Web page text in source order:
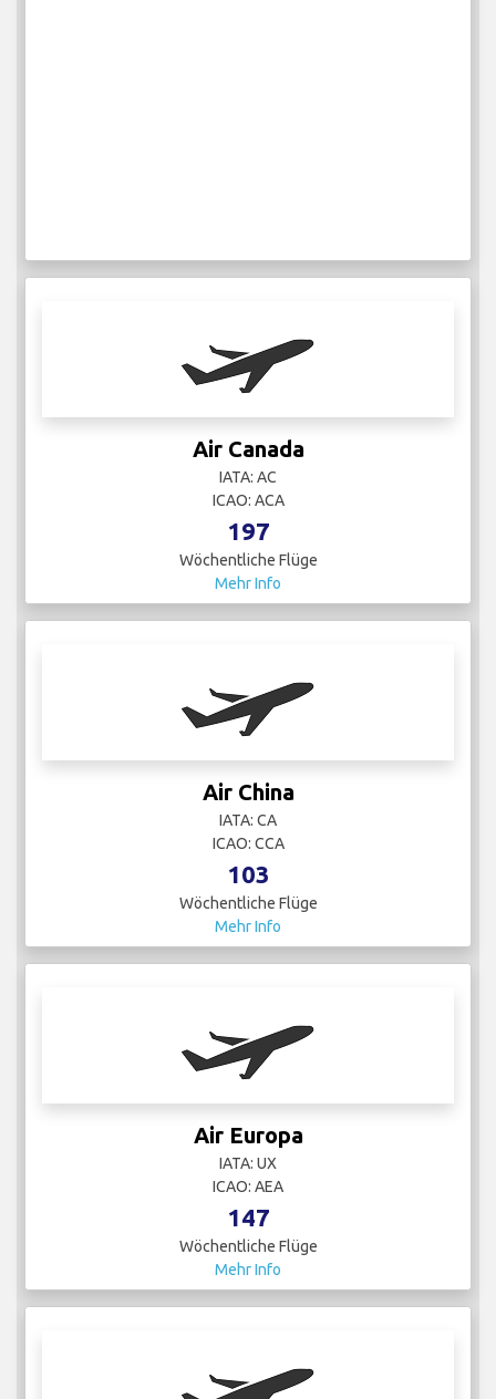
Air Canada
IATA: AC
ICAO: ACA
197
Wöchentliche Flüge
Mehr Info
Air China
IATA: CA
ICAO: CCA
103
Wöchentliche Flüge
Mehr Info
Air Europa
IATA: UX
ICAO: AEA
147
Wöchentliche Flüge
Mehr Info